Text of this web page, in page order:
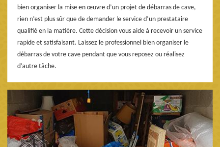
bien organiser la mise en œuvre d’un projet de débarras de cave,
rien n’est plus sûr que de demander le service d’un prestataire
qualifié en la matière. Cette décision vous aide à recevoir un service
rapide et satisfaisant. Laissez le professionnel bien organiser le
débarras de votre cave pendant que vous reposez ou réalisez
d’autre tâche.